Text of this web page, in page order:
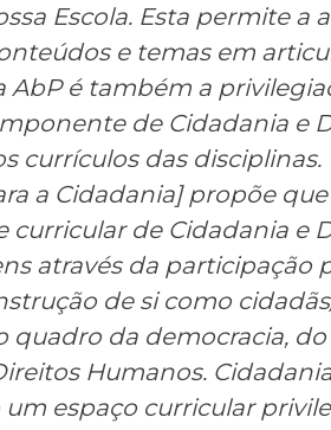
Escola. Esta permite
e temas em
AbP é também a
de Cidadania e
currículos das disciplinas.
a Cidadania] propõe
curricular de Cidadania e
através da participação
de si como
quadro da democracia,
Humanos.
um espaço curricular